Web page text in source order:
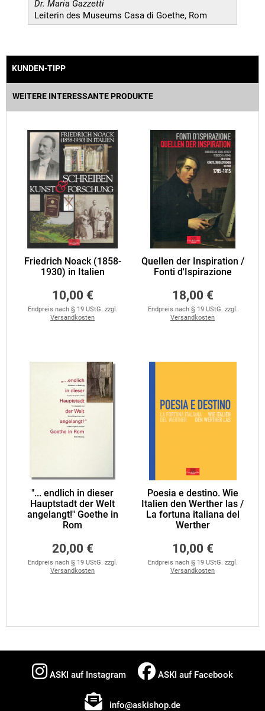
Dr. Maria Gazzetti
Leiterin des Museums Casa di Goethe, Rom
KUNDEN-TIPP
WEITERE INTERESSANTE PRODUKTE
Friedrich Noack (1858-
1930) in Italien
10,00 €
Endpreis nach § 19 UStG. zzgl.
Versandkosten
Quellen der Inspiration /
Fonti d'Ispirazione
18,00 €
Endpreis nach § 19 UStG. zzgl.
Versandkosten
"... endlich in dieser
Hauptstadt der Welt
angelangt!" Goethe in
Rom
20,00 €
Endpreis nach § 19 UStG. zzgl.
Versandkosten
Poesia e destino. Wie
Italien den Werther las /
La fortuna italiana del
Werther
10,00 €
Endpreis nach § 19 UStG. zzgl.
Versandkosten
ASKI auf Instagram ASKI auf Facebook
info@askishop.de